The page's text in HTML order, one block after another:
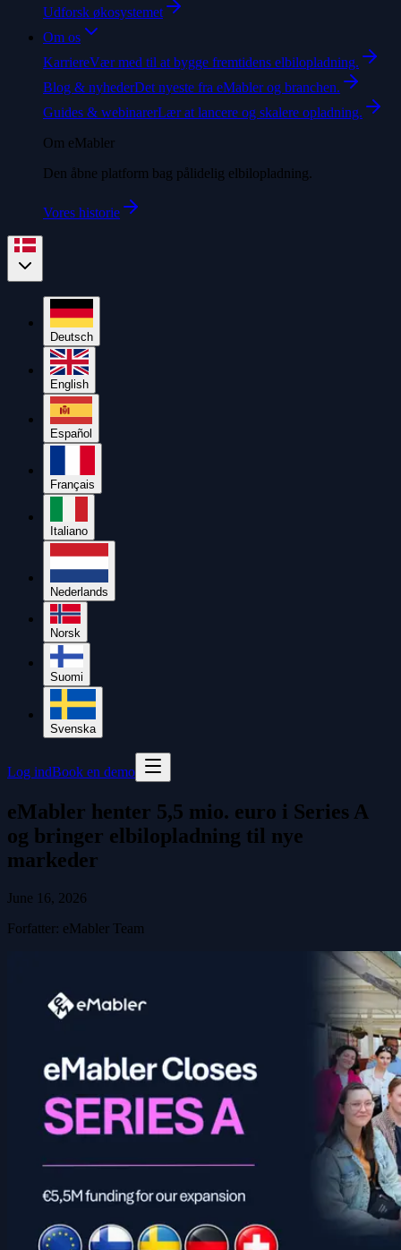
Udforsk økosystemet
Om os
KarriereVær med til at bygge fremtidens elbilopladning.
Blog & nyhederDet nyeste fra eMabler og branchen.
Guides & webinarerLær at lancere og skalere opladning.
Om eMabler
Den åbne platform bag pålidelig elbilopladning.
Vores historie
Deutsch
English
Español
Français
Italiano
Nederlands
Norsk
Suomi
Svenska
Log indBook en demo
eMabler henter 5,5 mio. euro i Series A
og bringer elbilopladning til nye
markeder
June 16, 2026
Forfatter: eMabler Team